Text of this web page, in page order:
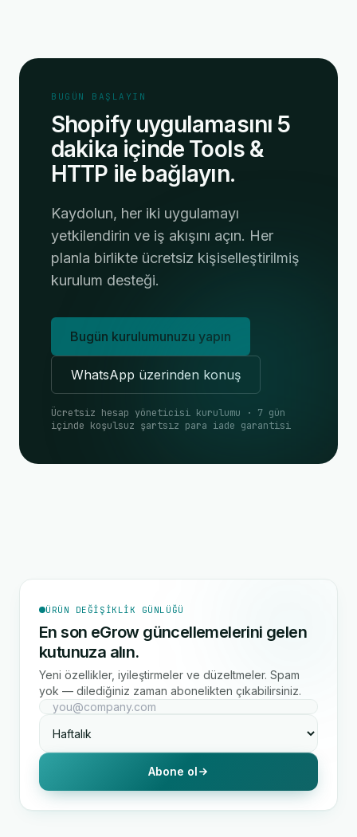
BUGÜN BAŞLAYIN
Shopify uygulamasını 5
dakika içinde Tools &
HTTP ile bağlayın.
Kaydolun, her iki uygulamayı
yetkilendirin ve iş akışını açın. Her
planla birlikte ücretsiz kişiselleştirilmiş
kurulum desteği.
Bugün kurulumunuzu yapın
WhatsApp üzerinden konuş
Ücretsiz hesap yöneticisi kurulumu · 7 gün
içinde koşulsuz şartsız para iade garantisi
ÜRÜN DEĞIŞIKLIK GÜNLÜĞÜ
En son eGrow güncellemelerini gelen
kutunuza alın.
Yeni özellikler, iyileştirmeler ve düzeltmeler. Spam
yok — dilediğiniz zaman abonelikten çıkabilirsiniz.
Abone ol